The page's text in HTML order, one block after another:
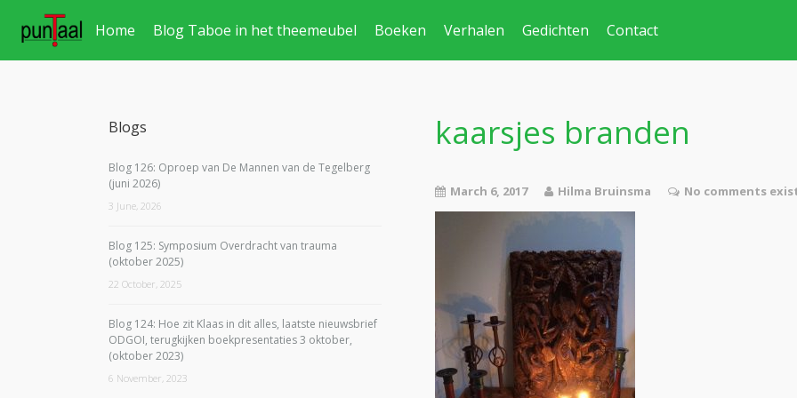
Home Blog Taboe in het theemeubel Boeken Verhalen Gedichten Contact
kaarsjes branden
March 6, 2017 Hilma Bruinsma No comments
Blogs
Blog 126: Oproep van De Mannen van de Tegelberg
(juni 2026)
3 June, 2026
Blog 125: Symposium Overdracht van trauma
(oktober 2025)
22 October, 2025
Blog 124: Hoe zit Klaas in dit alles, laatste nieuwsbrief
ODGOI, terugkijken boekpresentaties 3 oktober,
(oktober 2023)
6 November, 2023